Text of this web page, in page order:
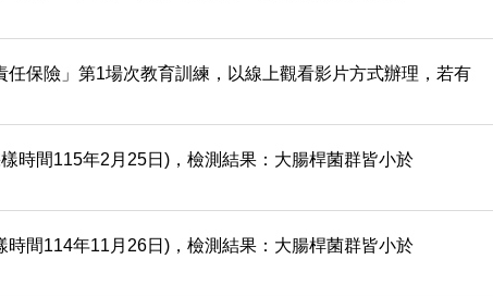
保險」第1場次教育訓練，以線上觀看影片方式辦理，若有
時間115年2月25日)，檢測結果：大腸桿菌群皆小於
間114年11月26日)，檢測結果：大腸桿菌群皆小於